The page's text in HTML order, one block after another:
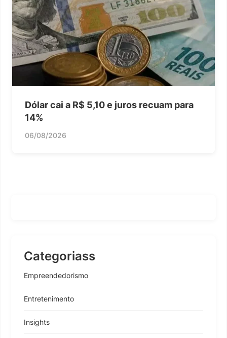
Dólar cai a R$ 5,10 e juros recuam para
14%
06/08/2026
Categoriass
Empreendedorismo
Entretenimento
Insights